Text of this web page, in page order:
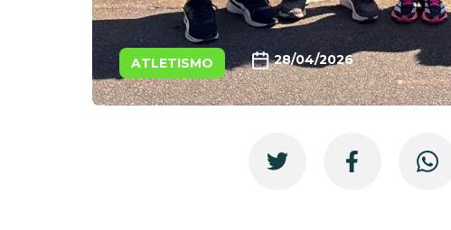
ATLETISMO 28/04/2026